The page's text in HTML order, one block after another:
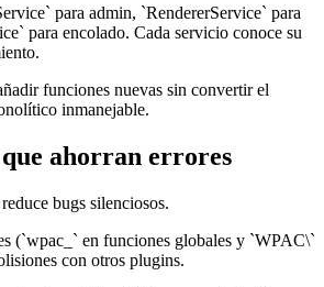
para admin, `RendererService` para
para encolado. Cada servicio conoce su
funciones nuevas sin convertir el
inmanejable.
ahorran errores
bugs silenciosos.
(`wpac_` en funciones globales y `WPAC\`
con otros plugins.